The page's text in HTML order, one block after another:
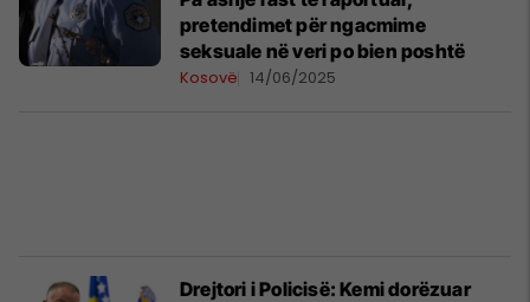
pretendimet për ngacmime
seksuale në veri po bien poshtë
Kosovë 14/06/2025
Drejtori i Policisë: Kemi dorëzuar